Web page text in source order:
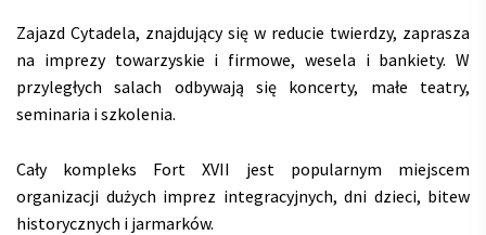
Zajazd Cytadela, znajdujący się w reducie twierdzy, zaprasza
na imprezy towarzyskie i firmowe, wesela i bankiety. W
przyległych salach odbywają się koncerty, małe teatry,
seminaria i szkolenia.
Cały kompleks Fort XVII jest popularnym miejscem
organizacji dużych imprez integracyjnych, dni dzieci, bitew
historycznych i jarmarków.